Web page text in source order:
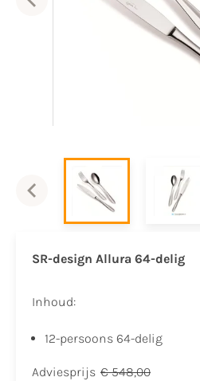
SR-design Allura 64-delig
Inhoud:
12-persoons 64-delig
Adviesprijs € 548,00